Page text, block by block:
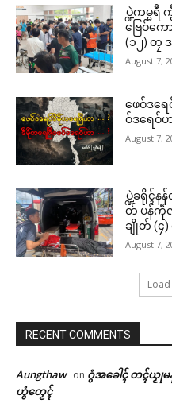
ဌာန်ပရို
Related
ပ္ဍဲကမ္မ
ဗြေဝ်က
(၁၂) တၠ ဒ
August 7,
ဖေဝ်ဒရေ
ဝ်ဒရေဝ်ဟ
August 7,
ပ္ဍဲခရိုၚ်
တ် ပန်ကဵု
ချိုတ် (၄)
August 7,
RECENT COMMENTS
Aungthaw on ဂွံအခေါၚ် တၚ်ယၟုမ
ဟွံတၟေၚ်